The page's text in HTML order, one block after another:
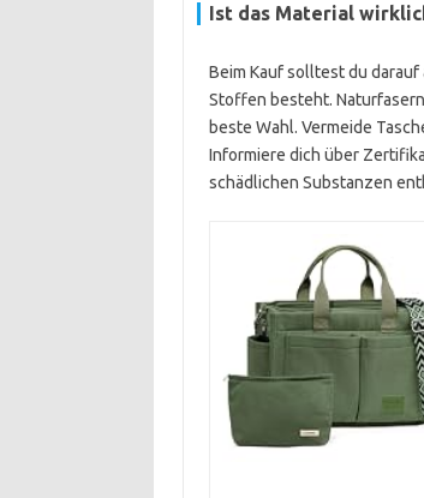
Ist das Material
Beim Kauf solltest du
Stoffen besteht.
beste Wahl. Vermeide
Informiere dich über
schädlichen Substanzen